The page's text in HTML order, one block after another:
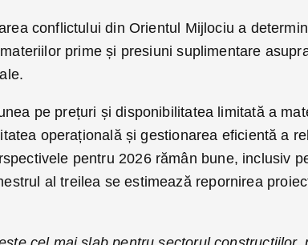
conflictului din Orientul Mijlociu a
prime și presiuni suplimentare
pe prețuri și disponibilitatea limitată a
operațională și gestionarea eficientă a
pentru 2026 rămân bune, inclusiv
al treilea se estimează repornirea